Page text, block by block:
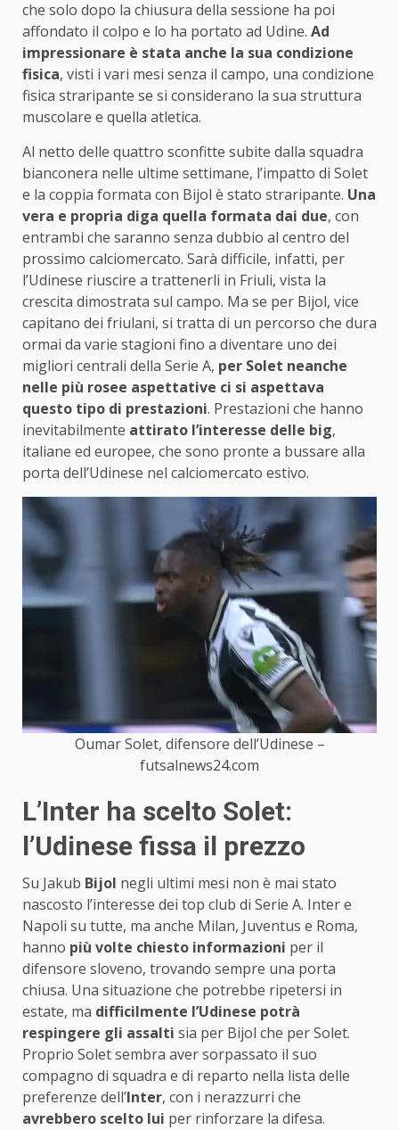
che solo dopo la chiusura della sessione ha poi
affondato il colpo e lo ha portato ad Udine. Ad
impressionare è stata anche la sua condizione
fisica, visti i vari mesi senza il campo, una condizione
fisica straripante se si considerano la sua struttura
muscolare e quella atletica.
Al netto delle quattro sconfitte subite dalla squadra
bianconera nelle ultime settimane, l’impatto di Solet
e la coppia formata con Bijol è stato straripante. Una
vera e propria diga quella formata dai due, con
entrambi che saranno senza dubbio al centro del
prossimo calciomercato. Sarà difficile, infatti, per
l’Udinese riuscire a trattenerli in Friuli, vista la
crescita dimostrata sul campo. Ma se per Bijol, vice
capitano dei friulani, si tratta di un percorso che dura
ormai da varie stagioni fino a diventare uno dei
migliori centrali della Serie A, per Solet neanche
nelle più rosee aspettative ci si aspettava
questo tipo di prestazioni. Prestazioni che hanno
inevitabilmente attirato l’interesse delle big,
italiane ed europee, che sono pronte a bussare alla
porta dell’Udinese nel calciomercato estivo.
Oumar Solet, difensore dell’Udinese –
futsalnews24.com
L’Inter ha scelto Solet:
l’Udinese fissa il prezzo
Su Jakub Bijol negli ultimi mesi non è mai stato
nascosto l’interesse dei top club di Serie A. Inter e
Napoli su tutte, ma anche Milan, Juventus e Roma,
hanno più volte chiesto informazioni per il
difensore sloveno, trovando sempre una porta
chiusa. Una situazione che potrebbe ripetersi in
estate, ma difficilmente l’Udinese potrà
respingere gli assalti sia per Bijol che per Solet.
Proprio Solet sembra aver sorpassato il suo
compagno di squadra e di reparto nella lista delle
preferenze dell’Inter, con i nerazzurri che
avrebbero scelto lui per rinforzare la difesa.